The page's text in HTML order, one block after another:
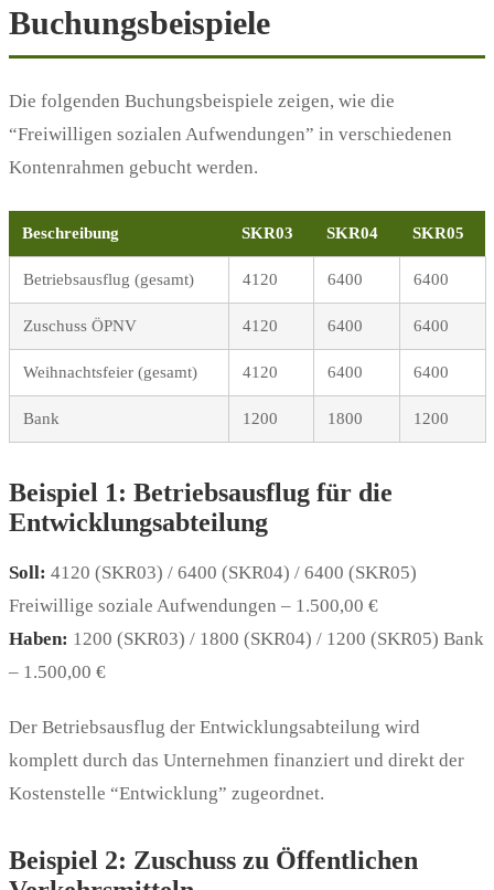
Buchungsbeispiele
Die folgenden Buchungsbeispiele zeigen, wie die
“Freiwilligen sozialen Aufwendungen” in verschiedenen
Kontenrahmen gebucht werden.
Beschreibung SKR03 SKR04 SKR05
Betriebsausflug (gesamt) 4120 6400 6400
Zuschuss ÖPNV 4120 6400 6400
Weihnachtsfeier (gesamt) 4120 6400 6400
Bank 1200 1800 1200
Beispiel 1: Betriebsausflug für die
Entwicklungsabteilung
Soll: 4120 (SKR03) / 6400 (SKR04) / 6400 (SKR05)
Freiwillige soziale Aufwendungen – 1.500,00 €
Haben: 1200 (SKR03) / 1800 (SKR04) / 1200 (SKR05) Bank
– 1.500,00 €
Der Betriebsausflug der Entwicklungsabteilung wird
komplett durch das Unternehmen finanziert und direkt der
Kostenstelle “Entwicklung” zugeordnet.
Beispiel 2: Zuschuss zu Öffentlichen